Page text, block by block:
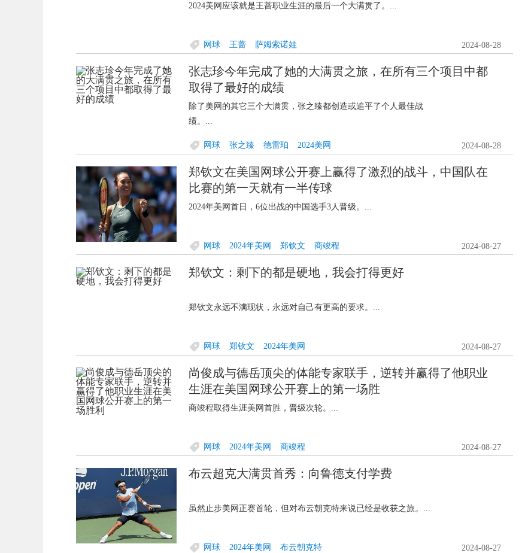
2024美网应该就是王蔷职业生涯的最后一个大满贯了。...
网球 王蔷 萨姆索诺娃 2024-08-28
张志珍今年完成了她的大满贯之旅，在所有三个项目中都
取得了最好的成绩
除了美网的其它三个大满贯，张之臻都创造或追平了个人最佳战
绩。...
网球 张之臻 德雷珀 2024美网 2024-08-28
郑钦文在美国网球公开赛上赢得了激烈的战斗，中国队在
比赛的第一天就有一半传球
2024年美网首日，6位出战的中国选手3人晋级。...
网球 2024年美网 郑钦文 商竣程 2024-08-27
郑钦文：剩下的都是硬地，我会打得更好
郑钦文永远不满现状，永远对自己有更高的要求。...
网球 郑钦文 2024年美网 2024-08-27
尚俊成与德岳顶尖的体能专家联手，逆转并赢得了他职业
生涯在美国网球公开赛上的第一场胜
商竣程取得生涯美网首胜，晋级次轮。...
网球 2024年美网 商竣程 2024-08-27
布云超克大满贯首秀：向鲁德支付学费
虽然止步美网正赛首轮，但对布云朝克特来说已经是收获之旅。...
网球 2024年美网 布云朝克特 2024-08-27